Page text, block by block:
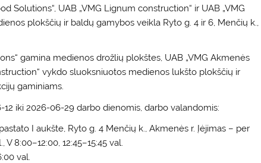
Solutions“, UAB „VMG Lignum construction“ ir UAB „VMG
plokščių ir baldų gamybos veikla Ryto g. 4 ir 6, Menčių k.,
gamina medienos drožlių plokštes, UAB „VMG Akmenės
vykdo sluoksniuotos medienos lukšto plokščių ir
gaminiams.
12 iki 2026-06-29 darbo dienomis, darbo valandomis:
I aukšte, Ryto g. 4 Menčių k., Akmenės r. Įėjimas – per
8:00–12:00, 12:45–15:45 val.
val.